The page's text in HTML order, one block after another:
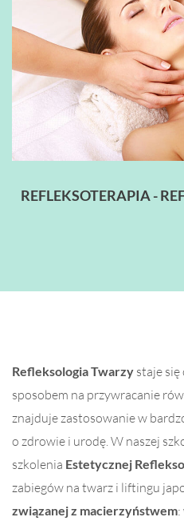
REFLEKSOTERAPIA -
Refleksologia Twarzy staje
sposobem na przywracanie
znajduje zastosowanie w
o zdrowie i urodę. W naszej
szkolenia Estetycznej
zabiegów na twarz i liftingu
związanej z macierzyństwem